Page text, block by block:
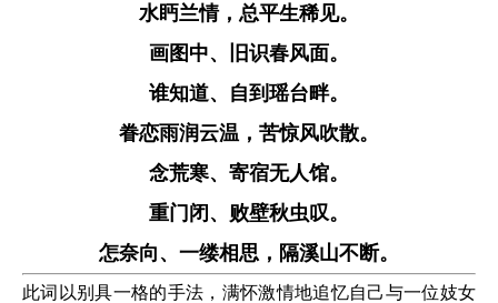
水眄兰情，总平生稀见。
画图中、旧识春风面。
谁知道、自到瑶台畔。
眷恋雨润云温，苦惊风吹散。
念荒寒、寄宿无人馆。
重门闭、败壁秋虫叹。
怎奈向、一缕相思，隔溪山不断。
此词以别具一格的手法，满怀激情地追忆自己与一位妓女